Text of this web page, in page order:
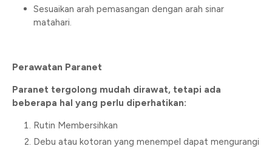
Sesuaikan arah pemasangan dengan arah sinar
matahari.
Perawatan Paranet
Paranet tergolong mudah dirawat, tetapi ada
beberapa hal yang perlu diperhatikan:
Rutin Membersihkan
Debu atau kotoran yang menempel dapat mengurangi